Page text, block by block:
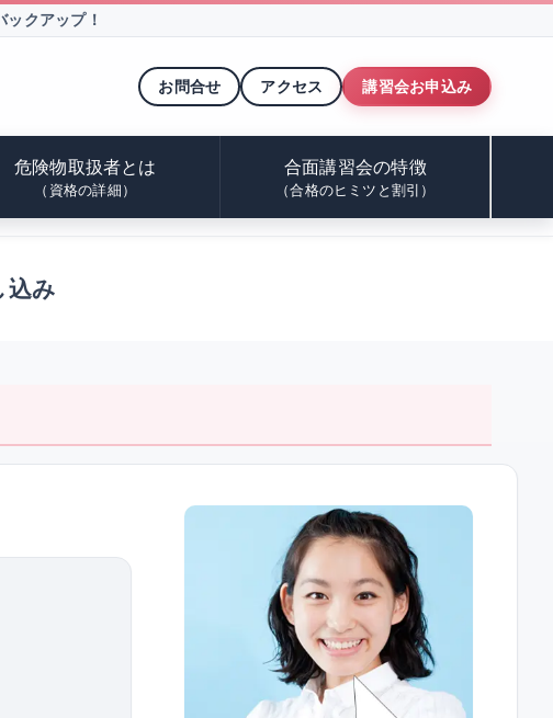
クアップ！
お問合せ アクセス 講習会お申込み
危険物取扱者とは
（資格の詳細）
合面講習会の特徴
（合格のヒミツと割引）
込み